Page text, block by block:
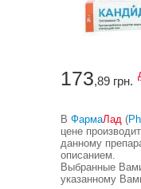
173,89 грн.
В ФармаЛад (
цене
данному
описанием.
Выбранные
указанному